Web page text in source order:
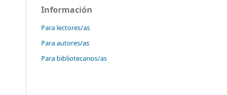
Información
Para lectores/as
Para autores/as
Para bibliotecarios/as